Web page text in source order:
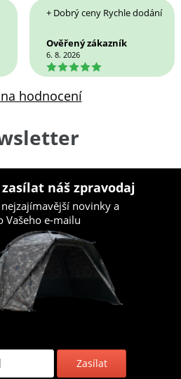
+ Dobrý ceny Rychle dodání
Ověřený zákazník
6. 8. 2026
5
hodnocení
náš zpravodaj
novinky a
Vašeho e-mailu
Zasílat